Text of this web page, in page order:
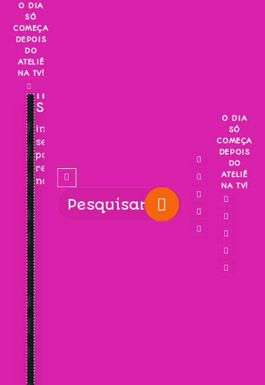
Skip
content
O DIA
SÓ
COMEÇA
DEPOIS
DO
ATELIÊ
NA TV!
INSCREVA-
SE!
Inscreva-
se
para
receber
novidades!
O DIA
SÓ
COMEÇA
DEPOIS
DO
ATELIÊ
NA TV!